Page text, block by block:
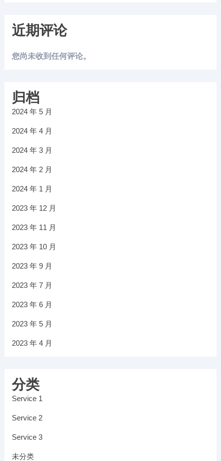
近期评论
您尚未收到任何评论。
归档
2024 年 5 月
2024 年 4 月
2024 年 3 月
2024 年 2 月
2024 年 1 月
2023 年 12 月
2023 年 11 月
2023 年 10 月
2023 年 9 月
2023 年 7 月
2023 年 6 月
2023 年 5 月
2023 年 4 月
分类
Service 1
Service 2
Service 3
未分类